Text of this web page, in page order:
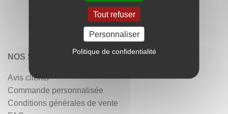
NOS SERVICES
Avis clients
Commande personnalisée
Conditions générales de vente
Tout refuser
Personnaliser
Politique de confidentialité